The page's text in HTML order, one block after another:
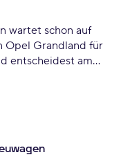
wartet schon auf
Opel Grandland für
entscheidest am
Finde das